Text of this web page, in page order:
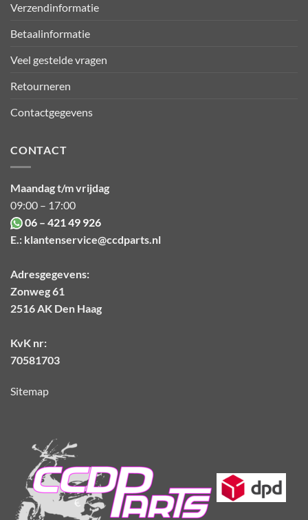
Verzendinformatie
Betaalinformatie
Veel gestelde vragen
Retourneren
Contactgegevens
CONTACT
Maandag t/m vrijdag
09:00 – 17:00
06 – 421 49 926
E.: klantenservice@ccdparts.nl
Adresgegevens:
Zonweg 61
2516 AK Den Haag
KvK nr:
70581703
Sitemap